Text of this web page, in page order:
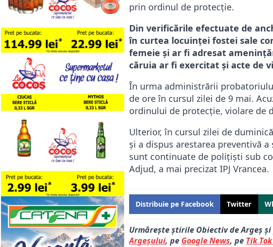
prin ordinul de protecție.
Din verificările efectuate de
în curtea locuinței fostei sale
femeie și ar fi adresat
căruia ar fi exercitat și acte de
În urma administrării
de ore în cursul zilei de 9 mai.
ordinului de protecție, violare de
Ulterior, în cursul zilei de
și a dispus arestarea preventivă
sunt continuate de polițiști sub
Adjud, a mai precizat IPJ Vrancea.
Distribuie pe Facebook Twitter
Urmărește știrile Obiectiv de Argeș
Argeșului, pe Google News, pe Tik Tok